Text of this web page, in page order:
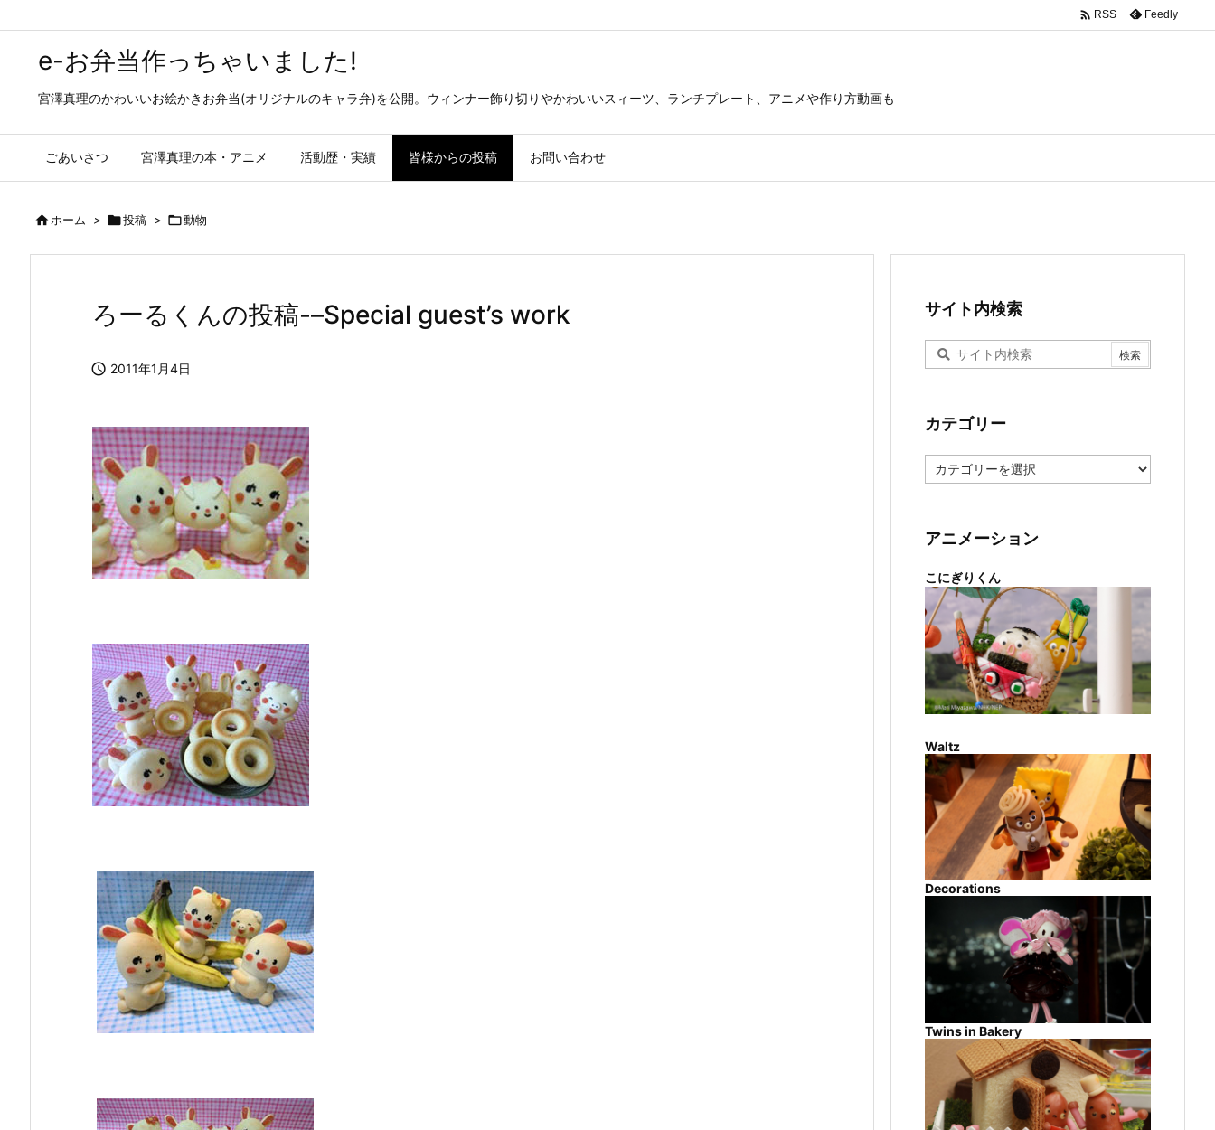
e-お弁当作っちゃいました!
宮澤真理のかわいいお絵かきお弁当(オリジナルのキャラ弁)を公開。ウィンナー飾り切りやかわいいスィーツ、ランチプレート、アニメや作り方動画も
ごあいさつ 宮澤真理の本・アニメ 活動歴・実績 皆様からの投稿 お問い合わせ
 RSS Feedly
ホーム > 投稿 > 動物
ろーるくんの投稿-–Special guest’s work
 2011年1月4日
サイト内検索
カテゴリー
テ
ー
アニメーション
こにぎりくん
Waltz
Decorations
Twins in Bakery